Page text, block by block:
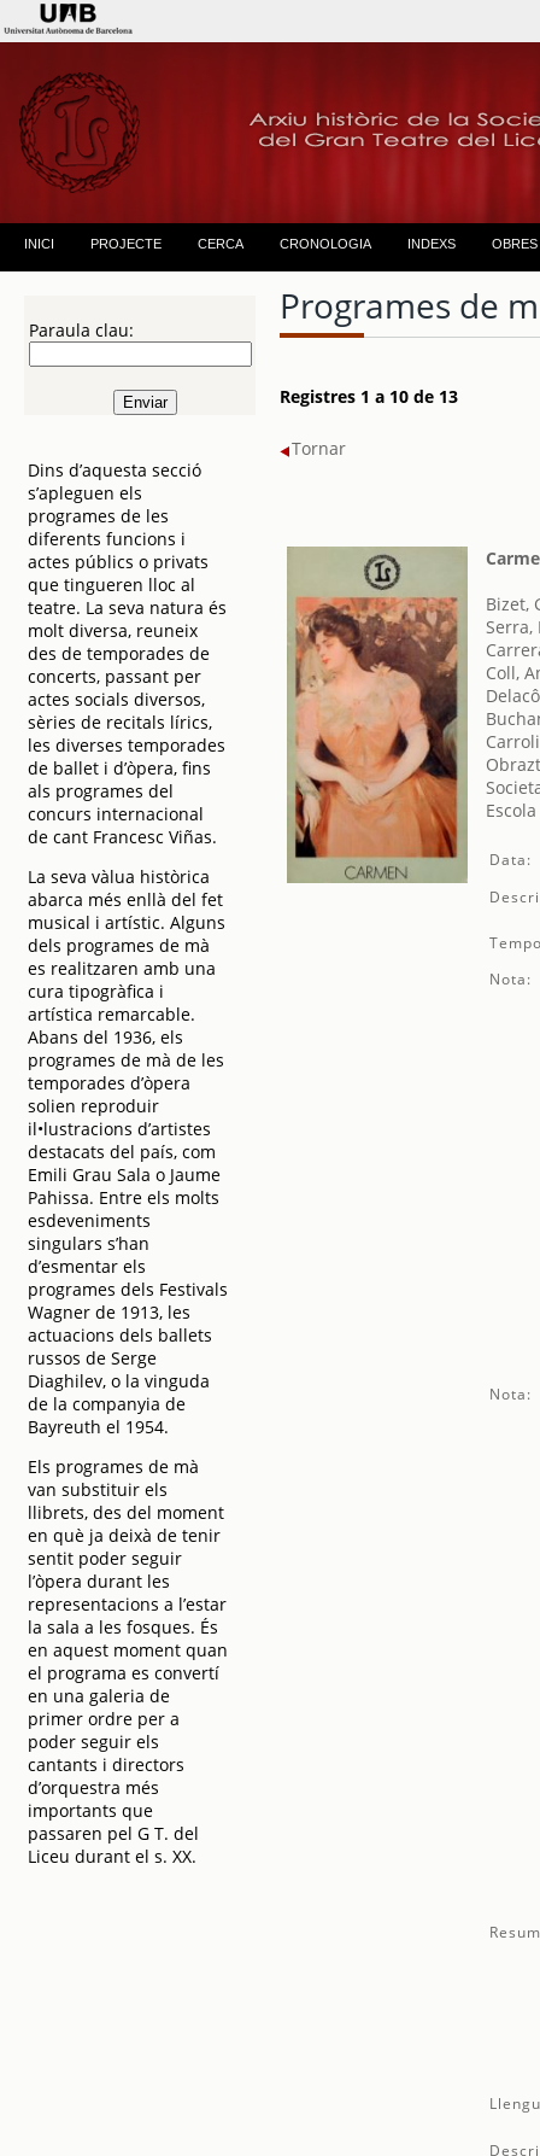
INICI PROJECTE CERCA CRONOLOGIA INDEXS OBRES
Paraula clau:
Dins d’aquesta secció
s’apleguen els
programes de les
diferents funcions i
actes públics o privats
que tingueren lloc al
teatre. La seva natura és
molt diversa, reuneix
des de temporades de
concerts, passant per
actes socials diversos,
sèries de recitals lírics,
les diverses temporades
de ballet i d’òpera, fins
als programes del
concurs internacional
de cant Francesc Viñas.
La seva vàlua històrica
abarca més enllà del fet
musical i artístic. Alguns
dels programes de mà
es realitzaren amb una
cura tipogràfica i
artística remarcable.
Abans del 1936, els
programes de mà de les
temporades d’òpera
solien reproduir
il•lustracions d’artistes
destacats del país, com
Emili Grau Sala o Jaume
Pahissa. Entre els molts
esdeveniments
singulars s’han
d’esmentar els
programes dels Festivals
Wagner de 1913, les
actuacions dels ballets
russos de Serge
Diaghilev, o la vinguda
de la companyia de
Bayreuth el 1954.
Els programes de mà
van substituir els
llibrets, des del moment
en què ja deixà de tenir
sentit poder seguir
l’òpera durant les
representacions a l’estar
la sala a les fosques. És
en aquest moment quan
el programa es convertí
en una galeria de
primer ordre per a
poder seguir els
cantants i directors
d’orquestra més
importants que
passaren pel G T. del
Liceu durant el s. XX.
Programes de
Registres 1 a 10 de 13
Tornar
Bizet,
Serra,
Coll,
Data:
Nota:
Nota: